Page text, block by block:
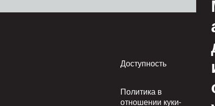
Footer
Доступность
Политика в
отношении куки-